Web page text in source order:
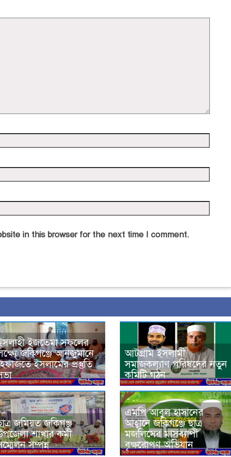
in this browser for the next time I comment.
ইজতেমা সফলের
জকিগঞ্জে আনজুমানে
ইসলামের প্রস্তুতি
আটগ্রাম ইসলামী
সমাজকল্যাণ পরিষদের নতুন
কমিটি গঠন
জমিয়ত জকিগঞ্জ
শাখার কর্মী
সম্পন্ন
এমপি আবুল হাসানের
আহ্বানে জকিগঞ্জে ছাত্র
মজলিসের মাসব্যাপী
বৃক্ষরোপণ অভিযান